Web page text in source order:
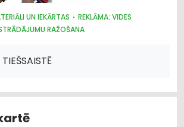
UN IEKĀRTAS
REKLĀMA: VIDES
RAŽOŠANA